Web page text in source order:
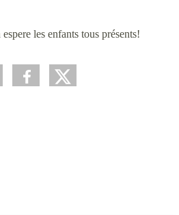
les enfants tous présents!